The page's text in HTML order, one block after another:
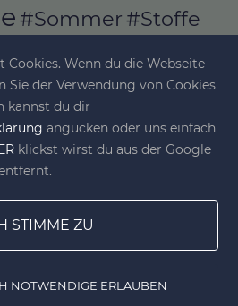
#Sommer#Stoffe
#Werkeln
DIY-Welt
Cookies. Wenn du die Webseite
Sie der Verwendung von Cookies
kannst du dir
angucken oder uns einfach
klickst wirst du aus der Google
STIMME ZU
NOTWENDIGE ERLAUBEN